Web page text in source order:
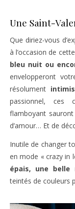
Une Saint-
Que diriez-vous
à l’occasion de
bleu nuit ou
envelopperont
résolument
passionnel, ces
flamboyant
d’amour… Et de
Inutile de changer
en mode « crazy in
épais, une
teintés de couleurs